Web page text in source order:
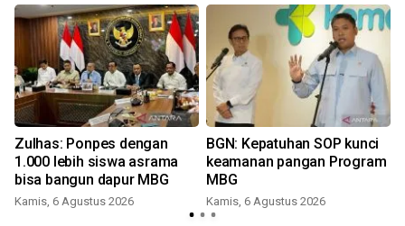
Zulhas: Ponpes dengan
1.000 lebih siswa asrama
bisa bangun dapur MBG
Kamis, 6 Agustus 2026
BGN: Kepatuhan SOP kunci
keamanan pangan Program
MBG
Kamis, 6 Agustus 2026